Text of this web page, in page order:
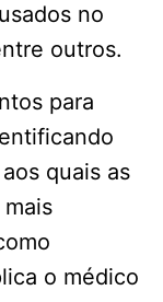
no
outros.
para
quais as
o médico